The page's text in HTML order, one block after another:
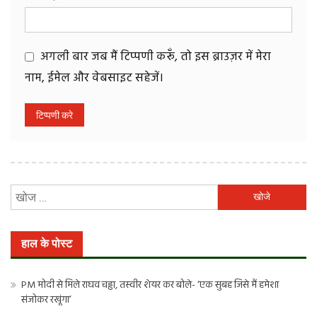
अगली बार जब मैं टिप्पणी करूँ, तो इस ब्राउज़र में मेरा
नाम, ईमेल और वेबसाइट सहेजें।
को
हाल के पोस्ट
PM मोदी से मिले राघव चड्ढा, तस्वीर शेयर कर बोले- ‘एक सुबह जिसे मैं हमेशा
संजोकर रखूंगा’